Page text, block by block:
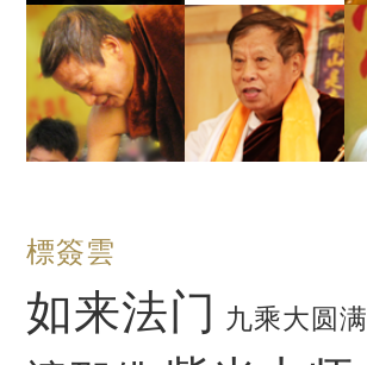
標簽雲
如来法门 九乘大圆满